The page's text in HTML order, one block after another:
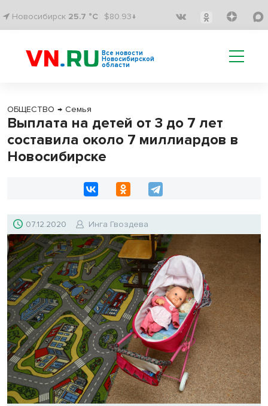
Новосибирск 25.7 °C $80.93↓
Все новости
Новосибирской
области
ОБЩЕСТВО → Семья
Выплата на детей от 3 до 7 лет
составила около 7 миллиардов в
Новосибирске
07.12.2020 Инга Гвоздева